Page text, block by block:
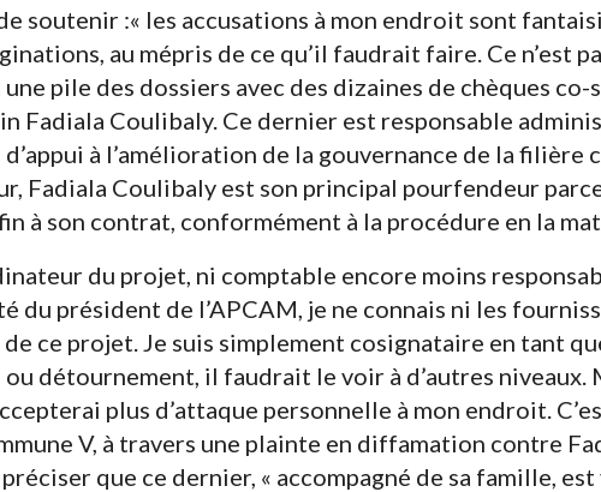
soutenir :« les accusations à mon endroit sont
au mépris de ce qu’il faudrait faire. Ce n’est
pile des dossiers avec des dizaines de chèques co-
Fadiala Coulibaly. Ce dernier est responsable
à l’amélioration de la gouvernance de la filière
Fadiala Coulibaly est son principal pourfendeur
à son contrat, conformément à la procédure en la
du projet, ni comptable encore moins
du président de l’APCAM, je ne connais ni les
ce projet. Je suis simplement cosignataire en tant
ou détournement, il faudrait le voir à d’autres niveaux.
plus d’attaque personnelle à mon endroit.
V, à travers une plainte en diffamation contre
que ce dernier, « accompagné de sa famille, est